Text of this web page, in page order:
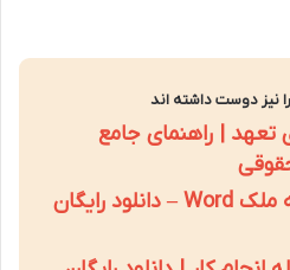
نیز دوست داشته اند
| راهنمای جامع
نمونه قرارداد اقاله ملک Word – دانلود رایگان